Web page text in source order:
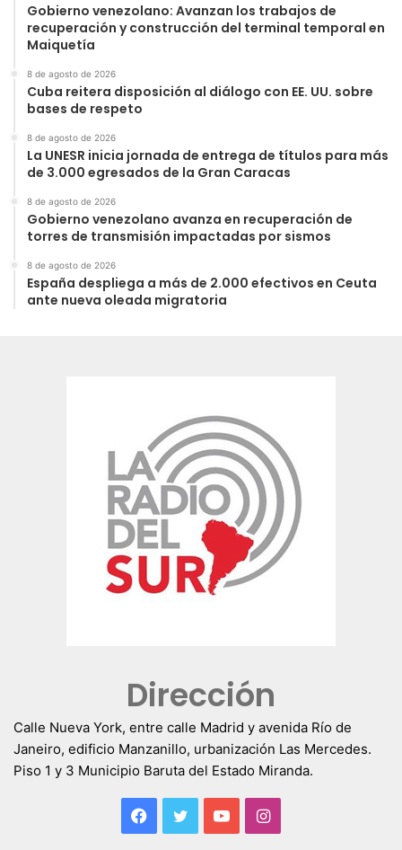
Gobierno venezolano: Avanzan los trabajos de
recuperación y construcción del terminal temporal en
Maiquetía
8 de agosto de 2026
Cuba reitera disposición al diálogo con EE. UU. sobre
bases de respeto
8 de agosto de 2026
La UNESR inicia jornada de entrega de títulos para más
de 3.000 egresados de la Gran Caracas
8 de agosto de 2026
Gobierno venezolano avanza en recuperación de
torres de transmisión impactadas por sismos
8 de agosto de 2026
España despliega a más de 2.000 efectivos en Ceuta
ante nueva oleada migratoria
Dirección
Calle Nueva York, entre calle Madrid y avenida Río de
Janeiro, edificio Manzanillo, urbanización Las Mercedes.
Piso 1 y 3 Municipio Baruta del Estado Miranda.
Facebook
TwitterYouTubeInstagram